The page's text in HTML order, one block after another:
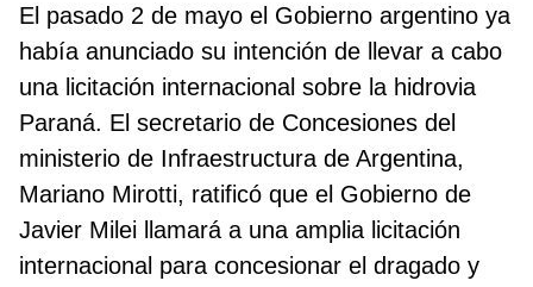
El pasado 2 de mayo el Gobierno argentino ya
había anunciado su intención de llevar a cabo
una licitación internacional sobre la hidrovia
Paraná. El secretario de Concesiones del
ministerio de Infraestructura de Argentina,
Mariano Mirotti, ratificó que el Gobierno de
Javier Milei llamará a una amplia licitación
internacional para concesionar el dragado y